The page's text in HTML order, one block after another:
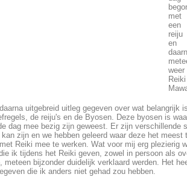
met
een
reiju
en
weer
Reiki
uitgebreid uitleg gegeven over wat belangrijk
de reiju's en de Byosen. Deze byosen is
dag mee bezig zijn geweest. Er zijn verschillende
zijn en we hebben geleerd waar deze het meest
Reiki mee te werken. Wat voor mij erg plezierig
ik tijdens het Reiki geven, zowel in persoon als
meteen bijzonder duidelijk verklaard werden. Het
die ik anders niet gehad zou hebben.